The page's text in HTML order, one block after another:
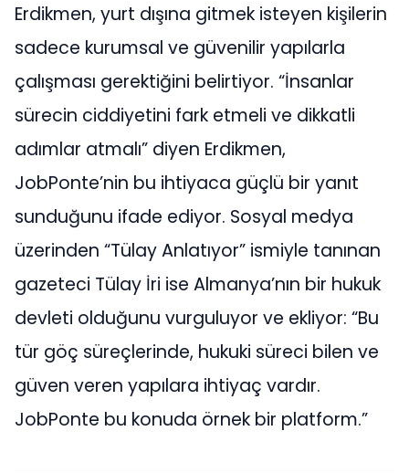
Erdikmen, yurt dışına gitmek isteyen kişilerin
sadece kurumsal ve güvenilir yapılarla
çalışması gerektiğini belirtiyor. “İnsanlar
sürecin ciddiyetini fark etmeli ve dikkatli
adımlar atmalı” diyen Erdikmen,
JobPonte’nin bu ihtiyaca güçlü bir yanıt
sunduğunu ifade ediyor. Sosyal medya
üzerinden “Tülay Anlatıyor” ismiyle tanınan
gazeteci Tülay İri ise Almanya’nın bir hukuk
devleti olduğunu vurguluyor ve ekliyor: “Bu
tür göç süreçlerinde, hukuki süreci bilen ve
güven veren yapılara ihtiyaç vardır.
JobPonte bu konuda örnek bir platform.”